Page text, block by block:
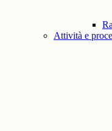
Attività e